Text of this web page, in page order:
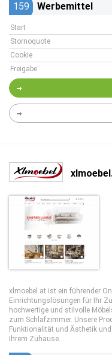
159 Werbemittel
Start
Stornoquote
Cookie
Freigabe
xlmoebel.at ist ein führender
Einrichtungslösungen für Ihr
hochwertige und stilvolle
zum Schlafzimmer. Unsere
Funktionalität und Ästhetik
Ihrem Zuhause.